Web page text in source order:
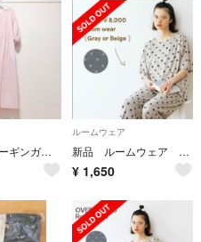
SM2 サッカーギンガム袖ボリュームワンピース ピンク パジャマ
ルームウェア
新品 ルームウェア SM2
¥ 1,650